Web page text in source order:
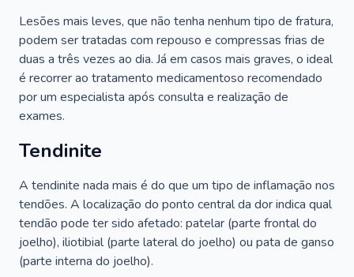
Lesões mais leves, que não tenha nenhum tipo de fratura,
podem ser tratadas com repouso e compressas frias de
duas a três vezes ao dia. Já em casos mais graves, o ideal
é recorrer ao tratamento medicamentoso recomendado
por um especialista após consulta e realização de
exames.
Tendinite
A tendinite nada mais é do que um tipo de inflamação nos
tendões. A localização do ponto central da dor indica qual
tendão pode ter sido afetado: patelar (parte frontal do
joelho), iliotibial (parte lateral do joelho) ou pata de ganso
(parte interna do joelho).